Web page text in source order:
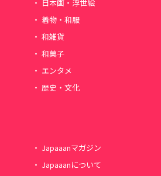
日本画・浮世絵
着物・和服
和雑貨
和菓子
エンタメ
歴史・文化
Japaaanマガジン
Japaaanについて